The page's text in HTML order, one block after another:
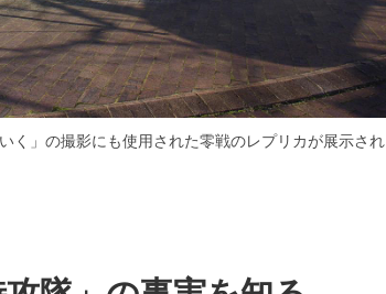
く」の撮影にも使用された零戦のレプリカが展示され